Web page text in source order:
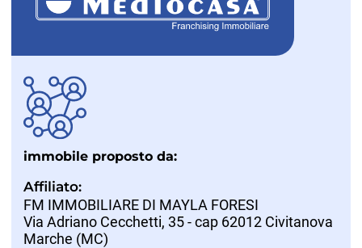
immobile proposto da:
Affiliato:
FM IMMOBILIARE DI MAYLA FORESI
Via Adriano Cecchetti, 35 - cap 62012 Civitanova
Marche (MC)